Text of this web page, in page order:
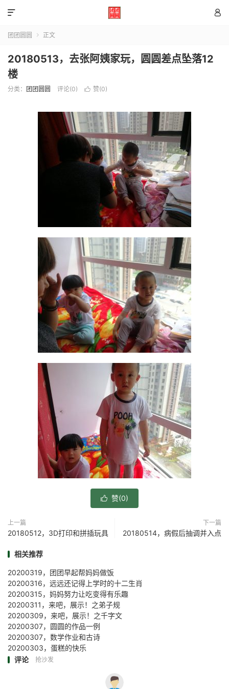


团团圆圆  正文
20180513，去张阿姨家玩，圆圆差点坠落12
楼
分类： 团团圆圆 评论(0)  赞(0)
 赞(0)
上一篇
20180512，3D打印和拼插玩具
下一篇
20180514，病假后抽调并入点
相关推荐
20200319，团团早起帮妈妈做饭
20200316，远远还记得上学时的十二生肖
20200315，妈妈努力让吃变得有乐趣
20200311，来吧，展示！之弟子规
20200309，来吧，展示！之千字文
20200307，圆圆的作品一例
20200307，数学作业和古诗
20200303，蛋糕的快乐
评论
抢沙发